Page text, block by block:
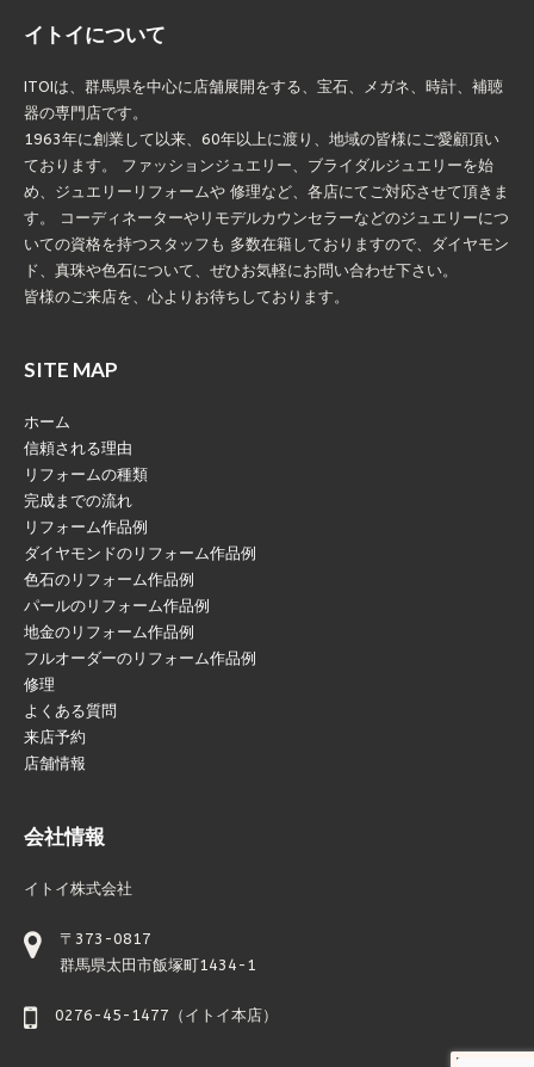
イトイについて
ITOIは、群馬県を中心に店舗展開をする、宝石、メガネ、時計、補聴
器の専門店です。
1963年に創業して以来、60年以上に渡り、地域の皆様にご愛顧頂い
ております。 ファッションジュエリー、ブライダルジュエリーを始
め、ジュエリーリフォームや 修理など、各店にてご対応させて頂きま
す。 コーディネーターやリモデルカウンセラーなどのジュエリーにつ
いての資格を持つスタッフも 多数在籍しておりますので、ダイヤモン
ド、真珠や色石について、ぜひお気軽にお問い合わせ下さい。
皆様のご来店を、心よりお待ちしております。
SITE MAP
ホーム
信頼される理由
リフォームの種類
完成までの流れ
リフォーム作品例
ダイヤモンドのリフォーム作品例
色石のリフォーム作品例
パールのリフォーム作品例
地金のリフォーム作品例
フルオーダーのリフォーム作品例
修理
よくある質問
来店予約
店舗情報
会社情報
イトイ株式会社
〒373-0817
群馬県太田市飯塚町1434-1
0276-45-1477（イトイ本店）